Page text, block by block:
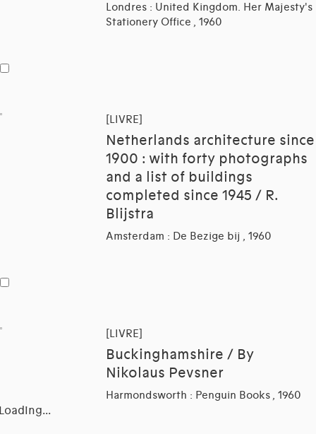
Londres : United Kingdom. Her Majesty's
Stationery Office , 1960
[LIVRE]
Netherlands architecture since
1900 : with forty photographs
and a list of buildings
completed since 1945 / R.
Blijstra
Amsterdam : De Bezige bij , 1960
[LIVRE]
Buckinghamshire / By
Nikolaus Pevsner
Harmondsworth : Penguin Books , 1960